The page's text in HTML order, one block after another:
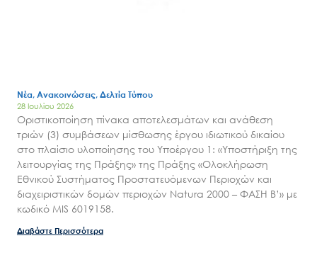
Νέα, Ανακοινώσεις, Δελτία Τύπου
28 Ιουλίου 2026
Οριστικοποίηση πίνακα αποτελεσμάτων και ανάθεση
τριών (3) συμβάσεων μίσθωσης έργου ιδιωτικού δικαίου
στο πλαίσιο υλοποίησης του Υποέργου 1: «Υποστήριξη της
λειτουργίας της Πράξης» της Πράξης «Ολοκλήρωση
Εθνικού Συστήματος Προστατευόμενων Περιοχών και
διαχειριστικών δομών περιοχών Natura 2000 – ΦΑΣΗ Β’» με
κωδικό MIS 6019158.
Διαβάστε Περισσότερα